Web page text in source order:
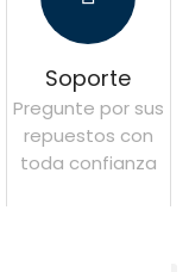
Soporte
Pregunte por sus
repuestos con
toda confianza